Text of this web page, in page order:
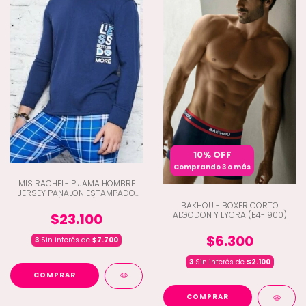
MIS RACHEL- PIJAMA HOMBRE
JERSEY PANALON ESTAMPADO
$23.100
3 Sin interés de $7.700
COMPRAR
10% OFF
Comprando 3 o más
BAKHOU - BOXER CORTO
ALGODON Y LYCRA (E4-1900)
$6.300
3Sin interés de $2.100
COMPRAR